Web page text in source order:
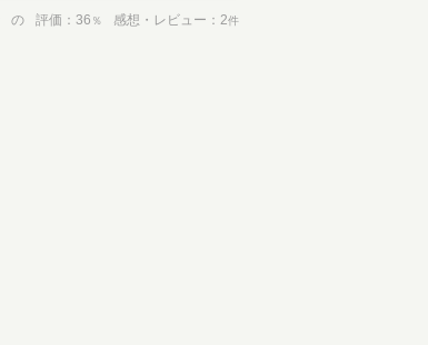
の 評価 36 ％ 感想・レビュー 2件